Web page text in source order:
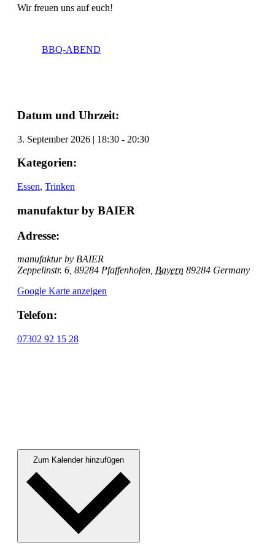
Wir freuen uns auf euch!
BBQ-ABEND
Datum und Uhrzeit:
3. September 2026 | 18:30 - 20:30
Kategorien:
Essen, Trinken
manufaktur by BAIER
Adresse:
manufaktur by BAIER
Zeppelinstr. 6, 89284 Pfaffenhofen Bayern 89284 Germany
Google Karte anzeigen
Telefon:
07302 92 15 28